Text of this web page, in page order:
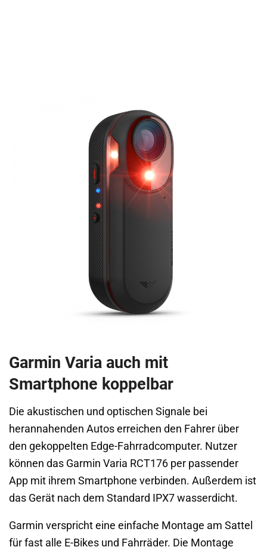
Garmin Varia auch mit
Smartphone koppelbar
Die akustischen und optischen Signale bei
herannahenden Autos erreichen den Fahrer über
den gekoppelten Edge-Fahrradcomputer. Nutzer
können das Garmin Varia RCT176 per passender
App mit ihrem Smartphone verbinden. Außerdem ist
das Gerät nach dem Standard IPX7 wasserdicht.
Garmin verspricht eine einfache Montage am Sattel
für fast alle E-Bikes und Fahrräder. Die Montage